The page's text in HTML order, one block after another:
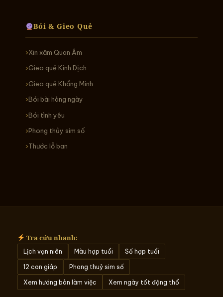
Bói & Gieo Quẻ
Xin xăm Quan Âm
Gieo quẻ Kinh Dịch
Gieo quẻ Khổng Minh
Bói bài hàng ngày
Bói tình yêu
Phong thủy sim số
Thước lỗ ban
Tra cứu nhanh:
Lịch vạn niên Màu hợp tuổi Số hợp tuổi
12 con giáp Phong thuỷ sim số
Xem hướng bàn làm việc Xem ngày tốt động thổ